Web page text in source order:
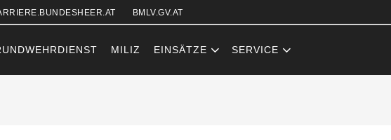
BMLV.GV.AT
MILIZ EINSÄTZE SERVICE